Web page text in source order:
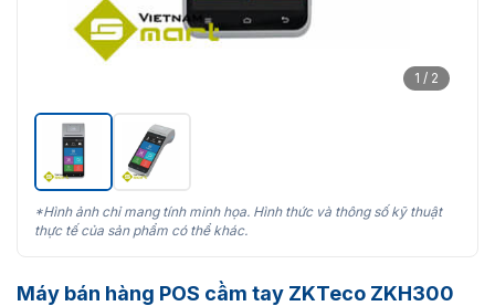
1 / 2
*Hình ảnh chỉ mang tính minh họa. Hình thức và thông số kỹ thuật
thực tế của sản phẩm có thể khác.
Máy bán hàng POS cầm tay ZKTeco ZKH300